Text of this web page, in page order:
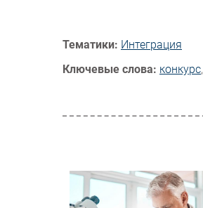
Тематики: Интеграция
Ключевые слова: конкурс,